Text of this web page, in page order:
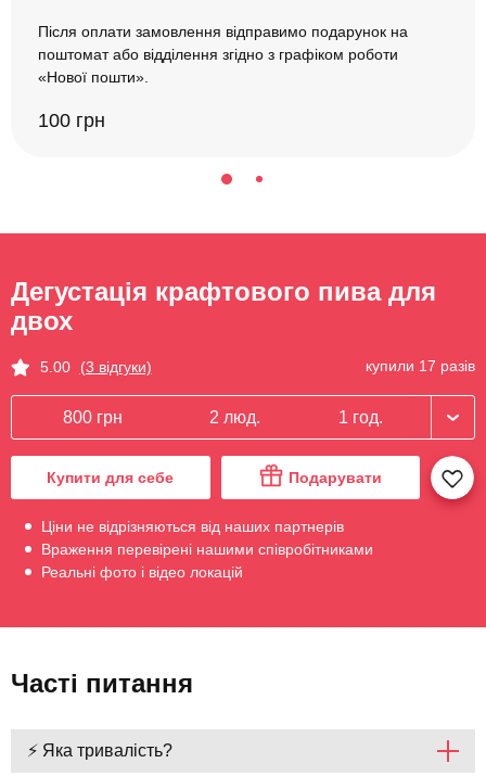
Після оплати замовлення відправимо подарунок на
поштомат або відділення згідно з графіком роботи
«Нової пошти».
100 грн
Дегустація крафтового пива для
двох
5.00 (3 відгуки) купили 17 разів
800 грн 2 люд. 1 год.
Купити для себе Подарувати
Ціни не відрізняються від наших партнерів
Враження перевірені нашими співробітниками
Реальні фото і відео локацій
Часті питання
⚡ Яка тривалість?